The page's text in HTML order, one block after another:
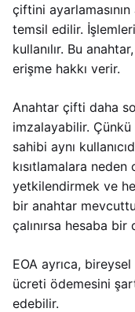
çiftini
temsil edilir.
kullanılır. Bu
erişme hakkı verir.
Anahtar çifti daha
imzalayabilir. Çünkü
sahibi aynı
kısıtlamalara
yetkilendirmek ve
bir anahtar
çalınırsa hesaba
EOA ayrıca,
ücreti ödemesini
edebilir.